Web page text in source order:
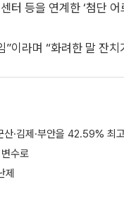
등을 연계한 ‘첨단 어
이라며 “화려한 말 잔
·김제·부안을 42.59% 최
수로
제